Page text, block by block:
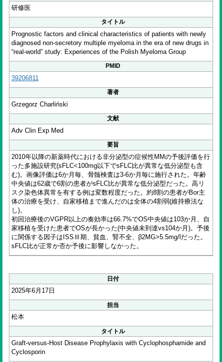
研修医
タイトル
Prognostic factors and clinical characteristics of patients with newly
diagnosed non-secretory multiple myeloma in the era of new drugs in
“real-world” study: Experiences of the Polish Myeloma Group
PMID
39206811
著者
Grzegorz Charliński
文献
Adv Clin Exp Med
要旨
2010年以降の新薬時代における非分泌型の症候性MMの予後評価を行
った多施設研究(sFLC<100mg以下でsFLC比が異常な低分泌型も含
む)。画像評価は6か月毎、骨髄検査は3-6か月毎に施行された。年齢
中央値は62歳で6割の患者がsFLC比が異常な低分泌型だった。高リ
スク染色体異常を有する例は変数程度だった。約8割の患者がBor主
体の治療を受け、自家移植まで進んだのは全体の4割弱(維持療法な
し)。
初回治療後のVGPR以上の奏効率は66.7%でOS中央値は103か月、自
家移植を受けた患者でOSが長かった(中央値未到達vs104か月)。予後
に関係する因子はISSⅢ期、貧血、腎不全、β2MG>5.5mg/lだった。
sFLC比が正常か否か予後に影響しなかった。
日付
2025年6月17日
担当
松本
タイトル
Graft-versus-Host Disease Prophylaxis with Cyclophosphamide and
Cyclosporin